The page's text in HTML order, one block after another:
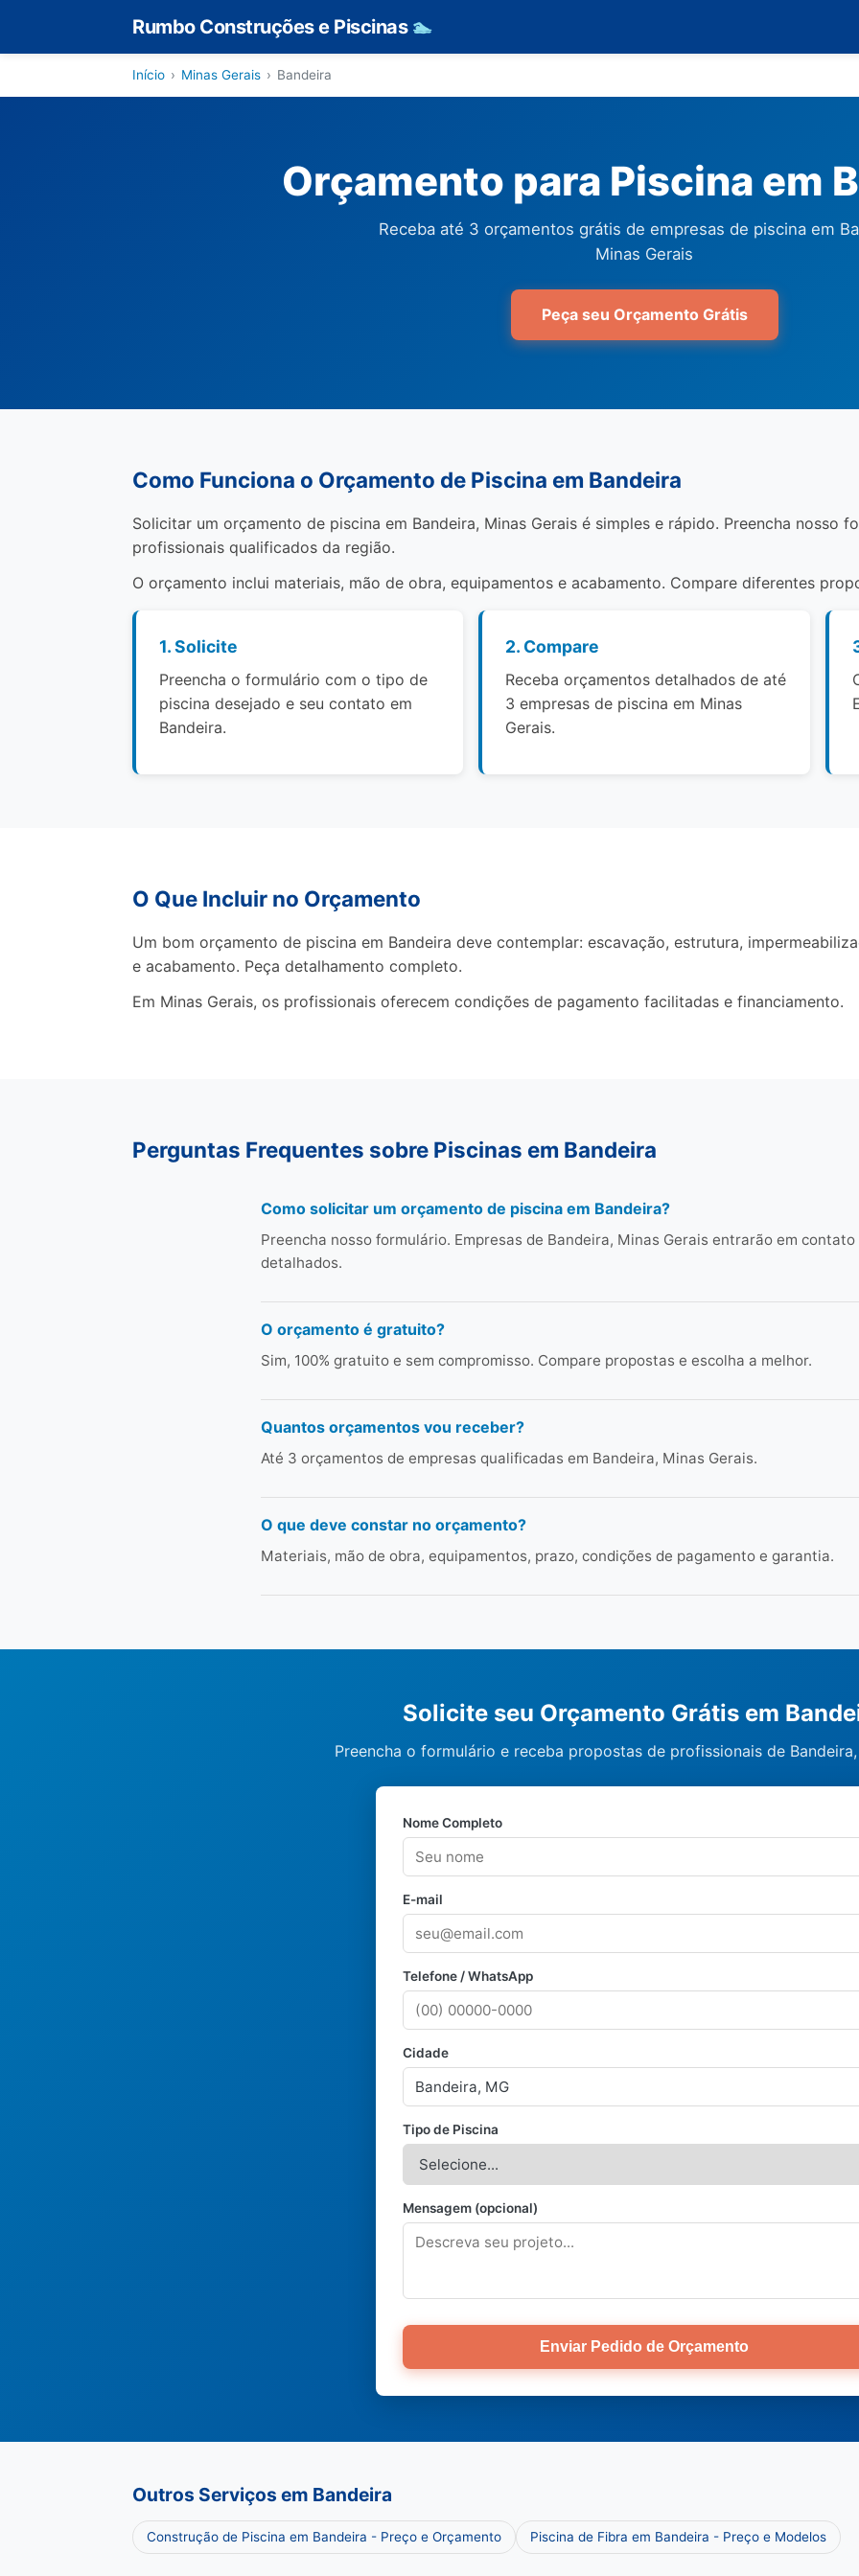
Rumbo Construções e Piscinas 🏊
Início › Minas Gerais › Bandeira
Orçamento para Piscina em
Receba até 3 orçamentos grátis de empresas de piscina em
Minas Gerais
Peça seu Orçamento Grátis
Como Funciona o Orçamento de Piscina em Bandeira
Solicitar um orçamento de piscina em Bandeira, Minas Gerais é simples e rápido. Preencha nosso
profissionais qualificados da região.
O orçamento inclui materiais, mão de obra, equipamentos e acabamento. Compare diferentes
1. Solicite
Preencha o formulário com o tipo de
piscina desejado e seu contato em
Bandeira.
2. Compare
Receba orçamentos detalhados de até
3 empresas de piscina em Minas
Gerais.
O Que Incluir no Orçamento
Um bom orçamento de piscina em Bandeira deve contemplar: escavação, estrutura,
e acabamento. Peça detalhamento completo.
Em Minas Gerais, os profissionais oferecem condições de pagamento facilitadas e financiamento.
Perguntas Frequentes sobre Piscinas em Bandeira
Como solicitar um orçamento de piscina em Bandeira?
Preencha nosso formulário. Empresas de Bandeira, Minas Gerais entrarão em
detalhados.
O orçamento é gratuito?
Sim, 100% gratuito e sem compromisso. Compare propostas e escolha a melhor.
Quantos orçamentos vou receber?
Até 3 orçamentos de empresas qualificadas em Bandeira, Minas Gerais.
O que deve constar no orçamento?
Materiais, mão de obra, equipamentos, prazo, condições de pagamento e garantia.
Solicite seu Orçamento Grátis em
Preencha o formulário e receba propostas de profissionais de
Nome Completo
E-mail
Telefone / WhatsApp
Cidade
Tipo de Piscina
Mensagem (opcional)
Enviar Pedido de Orçamento
Outros Serviços em Bandeira
Construção de Piscina em Bandeira - Preço e Orçamento Piscina de Fibra em Bandeira - Preço e Modelos